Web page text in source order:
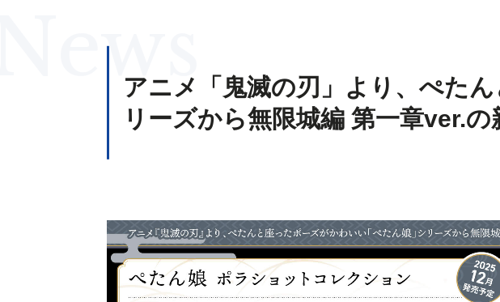
アニメ「鬼滅の刃」より、ぺた
リーズから無限城編 第一章ver.の